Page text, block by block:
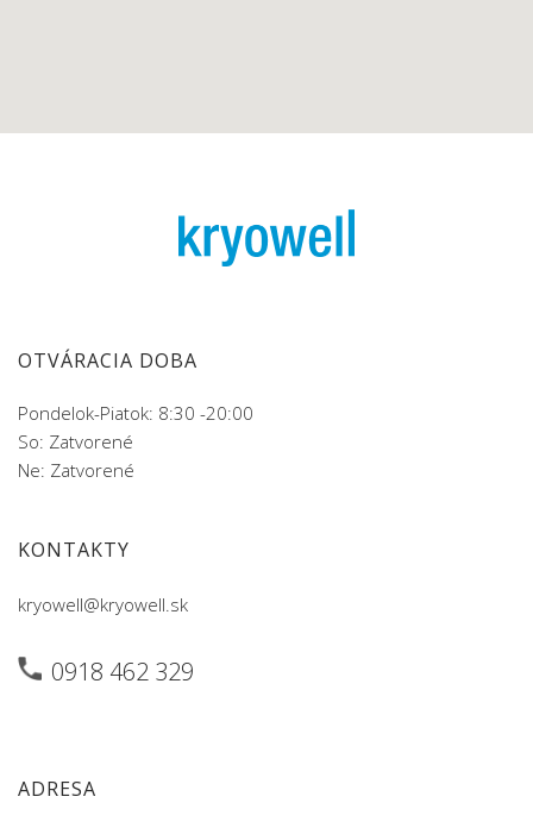
OTVÁRACIA DOBA
Pondelok-Piatok: 8:30 -20:00
So: Zatvorené
Ne: Zatvorené
KONTAKTY
kryowell@kryowell.sk
0918 462 329
ADRESA